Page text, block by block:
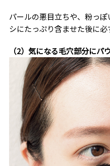
パールの悪目立ちや、粉っ
シにたっぷり含ませた後に必
（2）気になる毛穴部分にパ